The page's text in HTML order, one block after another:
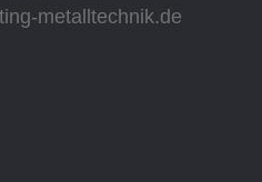
metalltechnik.de